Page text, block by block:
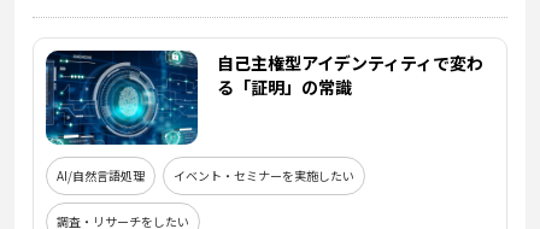
自己主権型アイデンティティで変わ
る「証明」の常識
AI/自然言語処理 イベント・セミナーを実施したい
調査・リサーチをしたい